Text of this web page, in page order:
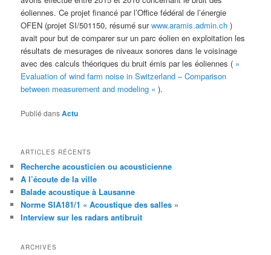
éoliennes. Ce projet financé par l’Office fédéral de l’énergie
OFEN (projetSI/501150, résumé surwww.aramis.admin.ch )
avait pour but de comparer sur un parc éolien en exploitation les
résultats de mesurages de niveaux sonores dans le voisinage
avec des calculs théoriques du bruit émis par les éoliennes ( »
Evaluation of wind farm noise in Switzerland – Comparison
between measurement and modeling «).
Publié dansActu
ARTICLES RÉCENTS
Recherche acousticien ou acousticienne
A l’écoute de la ville
Balade acoustique à Lausanne
Norme SIA181/1 « Acoustique des salles »
Interview sur les radars antibruit
ARCHIVES